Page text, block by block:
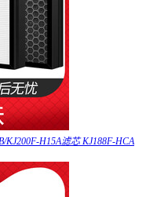
H15A滤芯 KJ188F-HCA